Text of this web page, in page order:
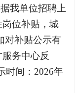
我单位招聘上
位补贴，城
对补贴公示有
务中心反
时间：2026年